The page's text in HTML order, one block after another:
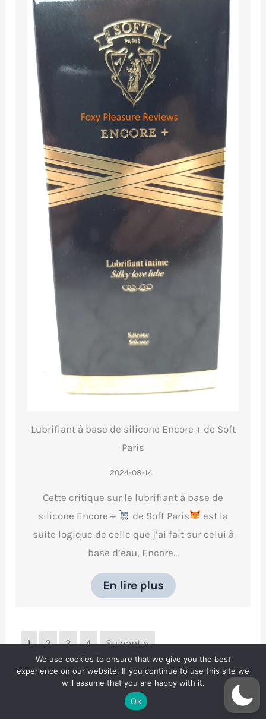
Lubrifiant à base de silicone Encore + de Soft
Paris
2024-08-14
Cette critique sur le lubrifiant à base de
silicone Encore +
de Soft Paris
est la
suite logique de celle que j’ai fait sur celui à
base d’eau, Encore…
En lire plus
1 2 3 4 Suivant »
We use cookies to ensure that we give you the best
experience on our website. If you continue to use this site we
will assume that you are happy with it.
Ok